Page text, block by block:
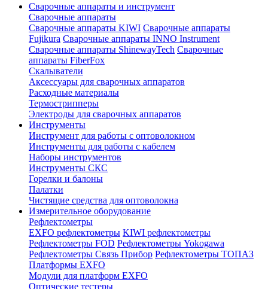
Сварочные аппараты и инструмент
Сварочные аппараты
Сварочные аппараты KIWI Сварочные аппараты
Fujikura Сварочные аппараты INNO Instrument
Сварочные аппараты ShinewayTech Cварочные
аппараты FiberFox
Скалыватели
Аксессуары для сварочных аппаратов
Расходные материалы
Термострипперы
Электроды для сварочных аппаратов
Инструменты
Инструмент для работы с оптоволокном
Инструменты для работы с кабелем
Наборы инструментов
Инструменты СКС
Горелки и балоны
Палатки
Чистящие средства для оптоволокна
Измерительное оборудование
Рефлектометры
EXFO рефлектометры KIWI рефлектометры
Рефлектометры FOD Рефлектометры Yokogawa
Рефлектометры Связь Прибор Рефлектометры ТОПАЗ
Платформы EXFO
Модули для платформ EXFO
Оптические тестеры